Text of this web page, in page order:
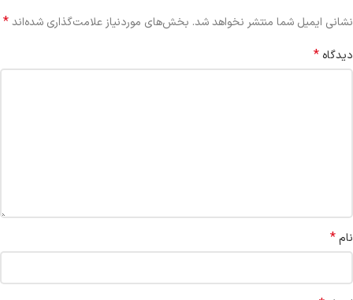
نشانی ایمیل شما منتشر نخواهد شد. بخش‌های موردنیاز علامت‌گذاری شده‌اند*
دیدگاه *
نام*